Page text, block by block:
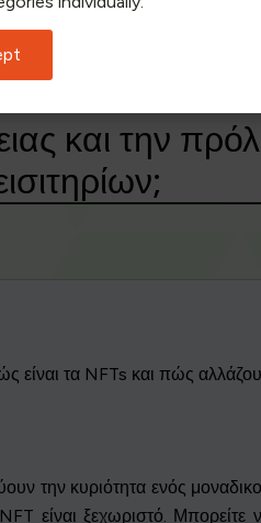
στο
και την
είναι τα NFTs και πώς
την κυριότητα ενός
είναι ξεχωριστό. Μπορείτε